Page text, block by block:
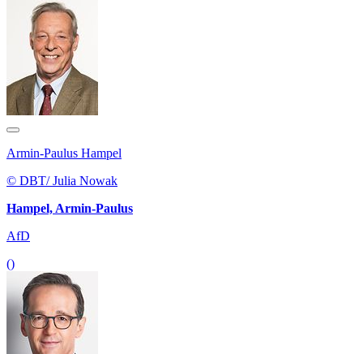
Armin-Paulus Hampel
© DBT/ Julia Nowak
Hampel, Armin-Paulus
AfD
()